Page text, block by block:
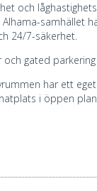
och
samhället
24/7-säkerhet.
gated
har ett
i öppen